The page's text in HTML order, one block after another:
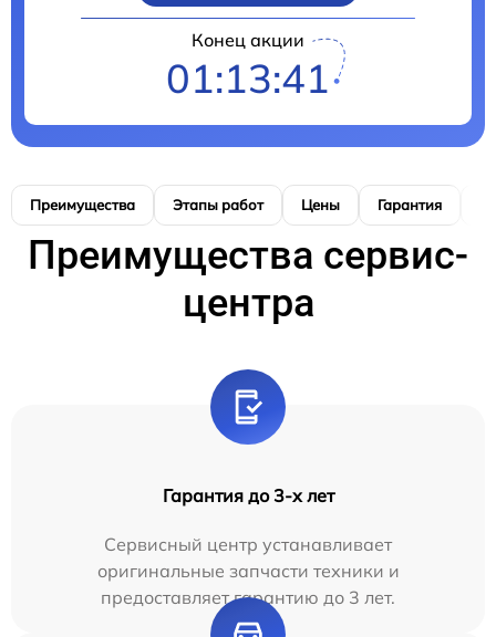
Конец акции
01:13:40
Преимущества Этапы работ Цены Гарантия
Преимущества сервис-
центра
Гарантия до 3-х лет
Сервисный центр устанавливает
оригинальные запчасти техники и
предоставляет гарантию до 3 лет.